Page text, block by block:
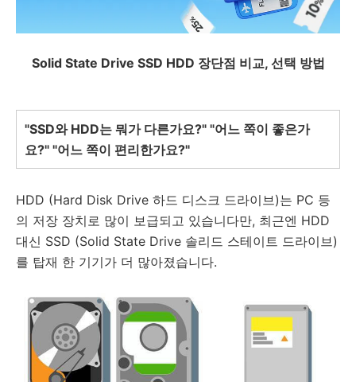
Solid State Drive SSD HDD 장단점 비교, 선택 방법
"SSD와 HDD는 뭐가 다른가요?" "어느 쪽이 좋은가
요?" "어느 쪽이 편리한가요?"
HDD (Hard Disk Drive 하드 디스크 드라이브)는 PC 등
의 저장 장치로 많이 보급되고 있습니다만, 최근엔 HDD
대신 SSD (Solid State Drive 솔리드 스테이트 드라이브)
를 탑재 한 기기가 더 많아졌습니다.